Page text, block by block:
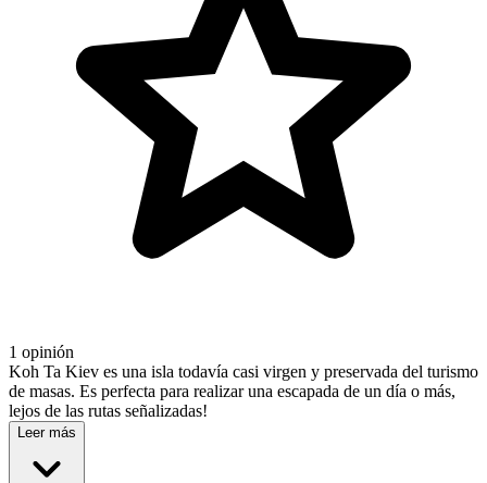
1 opinión
Koh Ta Kiev es una isla todavía casi virgen y preservada del turismo
de masas. Es perfecta para realizar una escapada de un día o más,
lejos de las rutas señalizadas!
Leer más